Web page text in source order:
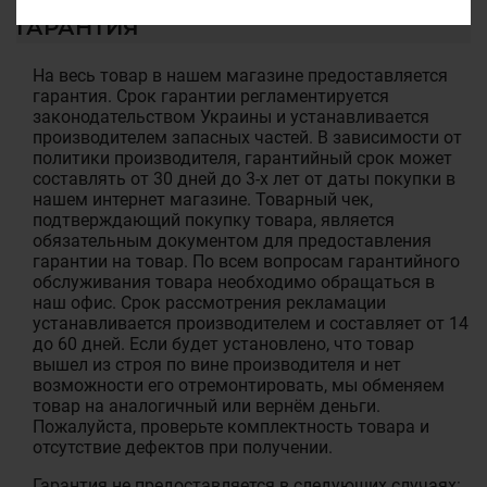
ГАРАНТИЯ
На весь товар в нашем магазине предоставляется
гарантия. Срок гарантии регламентируется
законодательством Украины и устанавливается
производителем запасных частей. В зависимости от
политики производителя, гарантийный срок может
составлять от 30 дней до 3-х лет от даты покупки в
нашем интернет магазине. Товарный чек,
подтверждающий покупку товара, является
обязательным документом для предоставления
гарантии на товар. По всем вопросам гарантийного
обслуживания товара необходимо обращаться в
наш офис. Срок рассмотрения рекламации
устанавливается производителем и составляет от 14
до 60 дней. Если будет установлено, что товар
вышел из строя по вине производителя и нет
возможности его отремонтировать, мы обменяем
товар на аналогичный или вернём деньги.
Пожалуйста, проверьте комплектность товара и
отсутствие дефектов при получении.